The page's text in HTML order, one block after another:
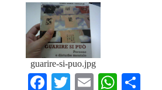
guarire-si-puo.jpg
Facebook
TwitterEmail